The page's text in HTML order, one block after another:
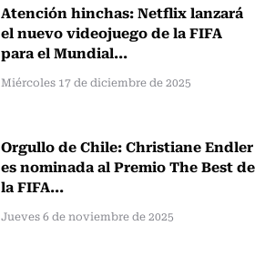
Atención hinchas: Netflix lanzará
el nuevo videojuego de la FIFA
para el Mundial...
Miércoles 17 de diciembre de 2025
Orgullo de Chile: Christiane Endler
es nominada al Premio The Best de
la FIFA...
Jueves 6 de noviembre de 2025